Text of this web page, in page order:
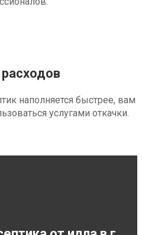
наполняется быстрее, вам
услугами откачки.